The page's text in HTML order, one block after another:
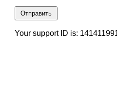
Отправить
Your support ID is: